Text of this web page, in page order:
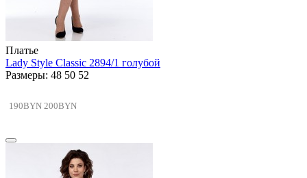
Платье
Lady Style Classic 2894/1 голубой
Размеры: 48 50 52
190BYN 200BYN